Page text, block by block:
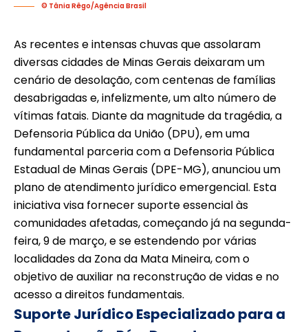
© Tânia Rêgo/Agência Brasil
As recentes e intensas chuvas que assolaram
diversas cidades de Minas Gerais deixaram um
cenário de desolação, com centenas de famílias
desabrigadas e, infelizmente, um alto número de
vítimas fatais. Diante da magnitude da tragédia, a
Defensoria Pública da União (DPU), em uma
fundamental parceria com a Defensoria Pública
Estadual de Minas Gerais (DPE-MG), anunciou um
plano de atendimento jurídico emergencial. Esta
iniciativa visa fornecer suporte essencial às
comunidades afetadas, começando já na segunda-
feira, 9 de março, e se estendendo por várias
localidades da Zona da Mata Mineira, com o
objetivo de auxiliar na reconstrução de vidas e no
acesso a direitos fundamentais.
Suporte Jurídico Especializado para a